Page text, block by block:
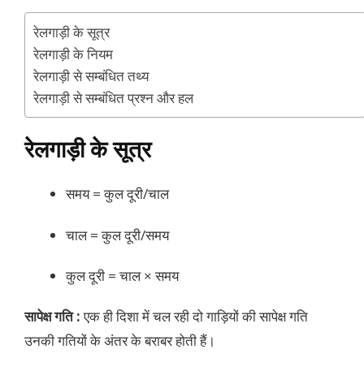
रेलगाड़ी के सूत्र
रेलगाड़ी के नियम
रेलगाड़ी से सम्बंधित तथ्य
रेलगाड़ी से सम्बंधित प्रश्न और हल
रेलगाड़ी के सूत्र
समय = कुल दूरी/चाल
चाल = कुल दूरी/समय
कुल दूरी = चाल × समय
सापेक्ष गति :एक ही दिशा में चल रही दो गाड़ियों की सापेक्ष गति
उनकी गतियों के अंतर के बराबर होती हैं।